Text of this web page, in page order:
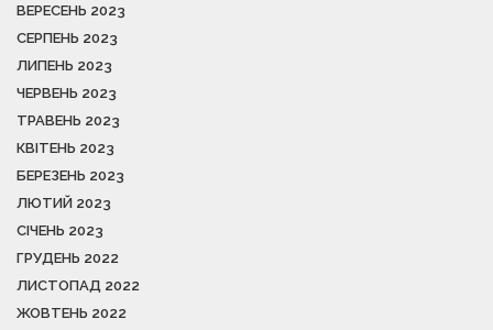
ВЕРЕСЕНЬ 2023
СЕРПЕНЬ 2023
ЛИПЕНЬ 2023
ЧЕРВЕНЬ 2023
ТРАВЕНЬ 2023
КВІТЕНЬ 2023
БЕРЕЗЕНЬ 2023
ЛЮТИЙ 2023
СІЧЕНЬ 2023
ГРУДЕНЬ 2022
ЛИСТОПАД 2022
ЖОВТЕНЬ 2022